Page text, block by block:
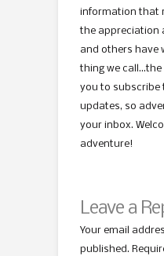
information that
the appreciation
and others have
thing we
you to subscribe
updates, so
your inbox.
adventure!
Leave a
Your email
published.